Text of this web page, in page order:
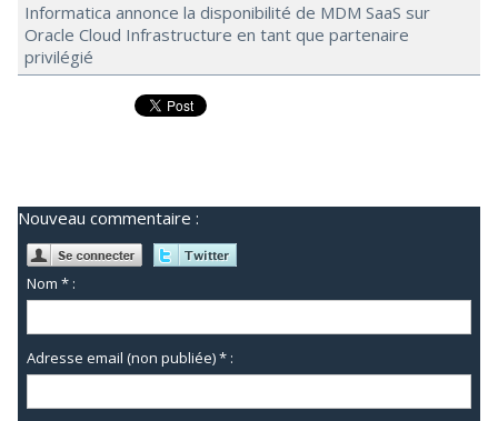
Informatica annonce la disponibilité de MDM SaaS sur
Oracle Cloud Infrastructure en tant que partenaire
privilégié
Nouveau commentaire :
Nom * :
Adresse email (non publiée) * :